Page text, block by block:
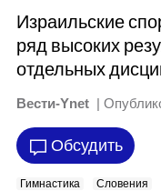
Израильские
ряд высоких
отдельных
Вести-Ynet |
Обсудить
Гимнастика Словения